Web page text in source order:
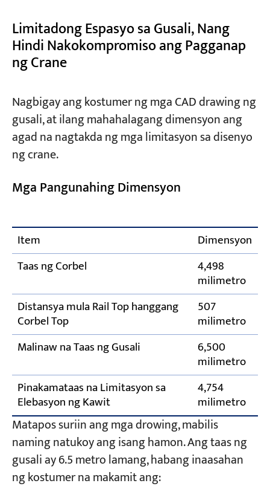
Limitadong Espasyo sa Gusali, Nang
Hindi Nakokompromiso ang Pagganap
ng Crane
Nagbigay ang kostumer ng mga CAD drawing ng
gusali, at ilang mahahalagang dimensyon ang
agad na nagtakda ng mga limitasyon sa disenyo
ng crane.
Mga Pangunahing Dimensyon
Item
Dimensyon
Taas ng Corbel
4,498
milimetro
Distansya mula Rail Top hanggang
Corbel Top
507
milimetro
Malinaw na Taas ng Gusali
6,500
milimetro
Pinakamataas na Limitasyon sa
Elebasyon ng Kawit
4,754
milimetro
Matapos suriin ang mga drowing, mabilis
naming natukoy ang isang hamon. Ang taas ng
gusali ay 6.5 metro lamang, habang inaasahan
ng kostumer na makamit ang: